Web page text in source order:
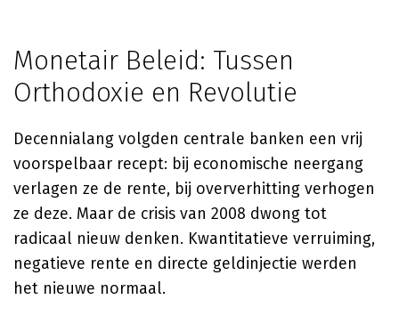
Monetair Beleid: Tussen
Orthodoxie en Revolutie
Decennialang volgden centrale banken een vrij
voorspelbaar recept: bij economische neergang
verlagen ze de rente, bij oververhitting verhogen
ze deze. Maar de crisis van 2008 dwong tot
radicaal nieuw denken. Kwantitatieve verruiming,
negatieve rente en directe geldinjectie werden
het nieuwe normaal.